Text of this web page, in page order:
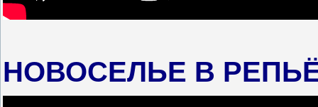
НОВОСЕЛЬЕ В